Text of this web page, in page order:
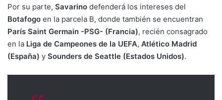
Por su parte, Savarino defenderá los intereses del
Botafogo en la parcela B, donde también se encuentran
París Saint Germain -PSG- (Francia), recién consagrado
en la Liga de Campeones de la UEFA, Atlético Madrid
(España) y Sounders de Seattle (Estados Unidos).